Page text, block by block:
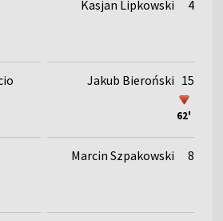
Kasjan Lipkowski 4
62'
Jakub Bieroński 15
Marcin Szpakowski 8